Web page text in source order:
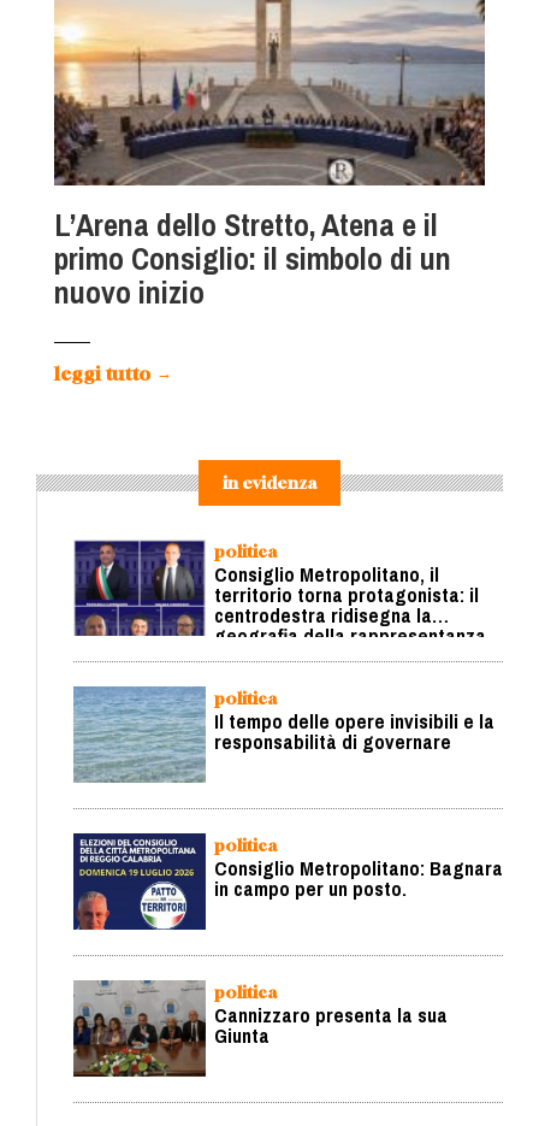
L’Arena dello Stretto, Atena e il
primo Consiglio: il simbolo di un
nuovo inizio
leggi tutto →
in evidenza
politica
Consiglio Metropolitano, il
territorio torna protagonista: il
centrodestra ridisegna la
geografia della rappresentanza
politica
Il tempo delle opere invisibili e la
responsabilità di governare
politica
Consiglio Metropolitano: Bagnara
in campo per un posto.
politica
Cannizzaro presenta la sua
Giunta